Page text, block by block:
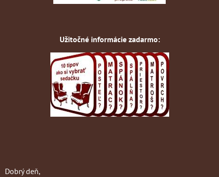
Užitočné informácie zadarmo:
Dobrý deň,